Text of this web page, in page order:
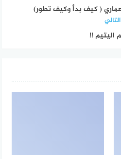
( كيف بدأ وكيف تطور)
التالي
اليتيم !!